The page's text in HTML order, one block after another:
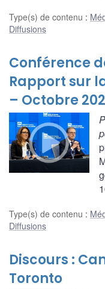
Type(s) de contenu :
Diffusions
Conférence
Rapport sur
– Octobre
Type(s) de contenu :
Diffusions
Discours :
Toronto